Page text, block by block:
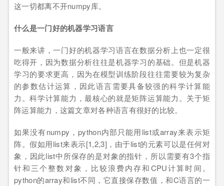
这一切都离不开numpy库。
什么是一门好的机器学习语言
一般来讲，一门好的机器学习语言在数据分析上也一定很
吃得开，因为数据分析往往是机器学习的基础。但是机器
学习的要求更高，因为在模型训练阶段往往需要较为复杂
的参数估计运算，因此语言需要具备较强的科学计算能
力。科学计算能力，最核心的就是矩阵运算能力。关于矩
阵运算能力，这篇文章对各种语言有很好的比较。
如果没有numpy，python内部只能用list或array来表示矩
阵。假如用list来表示[1,2,3]，由于list的元素可以是任何对
象，因此list中所保存的是对象的指针，所以需要有3个指
针和三个整数对象，比较浪费内存和CPU计算时间。
python的array和list不同，它直接保存数值，和C语言的一